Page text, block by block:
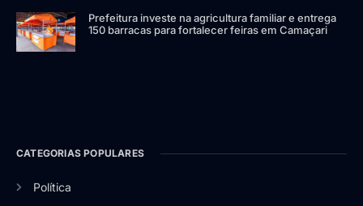
Prefeitura investe na agricultura familiar e entrega
150 barracas para fortalecer feiras em Camaçari
CATEGORIAS POPULARES
Política